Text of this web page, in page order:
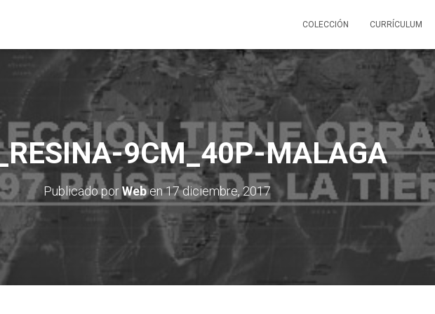
COLECCIÓN CURRÍCULUM
9CM_40P-MALAGA
Publicado porWeben17 diciembre, 2017